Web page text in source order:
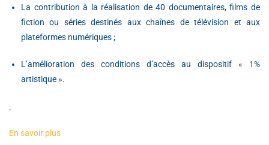
La contribution à la réalisation de 40 documentaires, films de
fiction ou séries destinés aux chaînes de télévision et aux
plateformes numériques ;
L’amélioration des conditions d’accès au dispositif « 1%
artistique ».
En savoir plus